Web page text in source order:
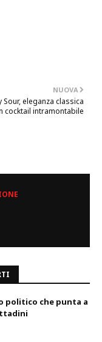
NUOVA
Sour, eleganza classica
cocktail intramontabile
politico che punta a